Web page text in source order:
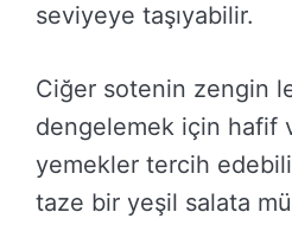
seviyeye taşıyabilir.
Ciğer sotenin zengin
dengelemek için hafif
yemekler tercih
taze bir yeşil salata